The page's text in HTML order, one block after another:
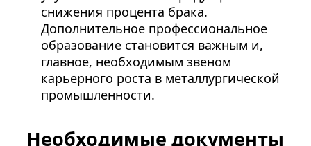
снижения процента брака.
Дополнительное профессиональное
образование становится важным и,
главное, необходимым звеном
карьерного роста в металлургической
промышленности.
Необходимые документы